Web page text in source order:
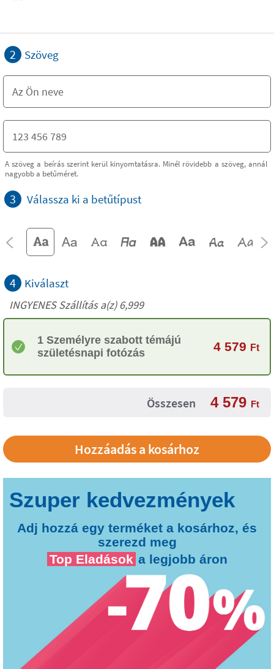
2 Szöveg
A szöveg a beírás szerint kerül kinyomtatásra. Minél rövidebb a szöveg, annál
nagyobb a betűméret.
3 Válassza ki a betűtípust
4 Kiválaszt
INGYENES Szállítás a(z) 6,999
1 Személyre szabott témájú
születésnapi fotózás
4 579 Ft
Összesen 4 579 Ft
Adj hozzá egy terméket a kosárhoz, és
szerezd meg
Top Eladások a legjobb áron